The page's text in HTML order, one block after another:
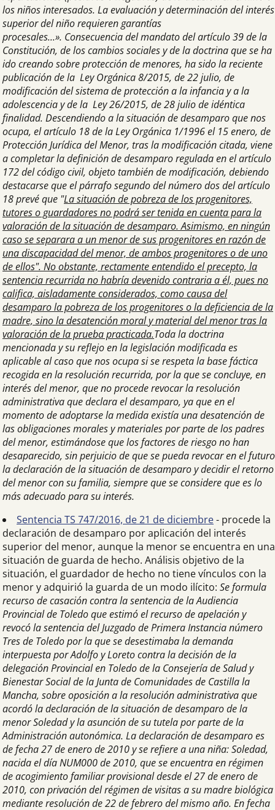
los niños interesados. La evaluación y determinación del interés
superior del niño requieren garantías
procesales...». Consecuencia del mandato del artículo 39 de la
Constitución, de los cambios sociales y de la doctrina que se ha
ido creando sobre protección de menores, ha sido la reciente
publicación de la Ley Orgánica 8/2015, de 22 julio, de
modificación del sistema de protección a la infancia y a la
adolescencia y de la Ley 26/2015, de 28 julio de idéntica
finalidad. Descendiendo a la situación de desamparo que nos
ocupa, el artículo 18 de la Ley Orgánica 1/1996 el 15 enero, de
Protección Jurídica del Menor, tras la modificación citada, viene
a completar la definición de desamparo regulada en el artículo
172 del código civil, objeto también de modificación, debiendo
destacarse que el párrafo segundo del número dos del artículo
18 prevé que "La situación de pobreza de los progenitores,
tutores o guardadores no podrá ser tenida en cuenta para la
valoración de la situación de desamparo. Asimismo, en ningún
caso se separara a un menor de sus progenitores en razón de
una discapacidad del menor, de ambos progenitores o de uno
de ellos". No obstante, rectamente entendido el precepto, la
sentencia recurrida no habría devenido contraria a él, pues no
califica, aisladamente considerados, como causa del
desamparo la pobreza de los progenitores o la deficiencia de la
madre, sino la desatención moral y material del menor tras la
valoración de la prueba practicada.Toda la doctrina
mencionada y su reflejo en la legislación modificada es
aplicable al caso que nos ocupa si se respeta la base fáctica
recogida en la resolución recurrida, por la que se concluye, en
interés del menor, que no procede revocar la resolución
administrativa que declara el desamparo, ya que en el
momento de adoptarse la medida existía una desatención de
las obligaciones morales y materiales por parte de los padres
del menor, estimándose que los factores de riesgo no han
desaparecido, sin perjuicio de que se pueda revocar en el futuro
la declaración de la situación de desamparo y decidir el retorno
del menor con su familia, siempre que se considere que es lo
más adecuado para su interés.
Sentencia TS 747/2016, de 21 de diciembre- procede la
declaración de desamparo por aplicación del interés
superior del menor, aunque la menor se encuentra en una
situación de guarda de hecho. Análisis objetivo de la
situación, el guardador de hecho no tiene vínculos con la
menor y adquirió la guarda de un modo ilícito: Se formula
recurso de casación contra la sentencia de la Audiencia
Provincial de Toledo que estimó el recurso de apelación y
revocó la sentencia del Juzgado de Primera Instancia número
Tres de Toledo por la que se desestimaba la demanda
interpuesta por Adolfo y Loreto contra la decisión de la
delegación Provincial en Toledo de la Consejería de Salud y
Bienestar Social de la Junta de Comunidades de Castilla la
Mancha, sobre oposición a la resolución administrativa que
acordó la declaración de la situación de desamparo de la
menor Soledad y la asunción de su tutela por parte de la
Administración autonómica. La declaración de desamparo es
de fecha 27 de enero de 2010 y se refiere a una niña: Soledad,
nacida el día NUM000 de 2010, que se encuentra en régimen
de acogimiento familiar provisional desde el 27 de enero de
2010, con privación del régimen de visitas a su madre biológica
mediante resolución de 22 de febrero del mismo año. En fecha